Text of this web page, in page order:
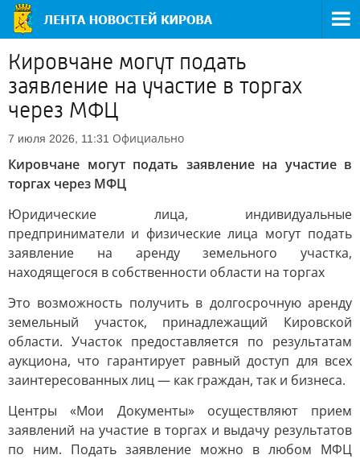
Кировчане могут подать
заявление на участие в торгах
через МФЦ
7 июля 2026, 11:31 Официально
Кировчане могут подать заявление на участие в
торгах через МФЦ
Юридические лица, индивидуальные
предприниматели и физические лица могут подать
заявление на аренду земельного участка,
находящегося в собственности области на торгах
Это возможность получить в долгосрочную аренду
земельный участок, принадлежащий Кировской
области. Участок предоставляется по результатам
аукциона, что гарантирует равный доступ для всех
заинтересованных лиц — как граждан, так и бизнеса.
Центры «Мои Документы» осуществляют прием
заявлений на участие в торгах и выдачу результатов
по ним. Подать заявление можно в любом МФЦ